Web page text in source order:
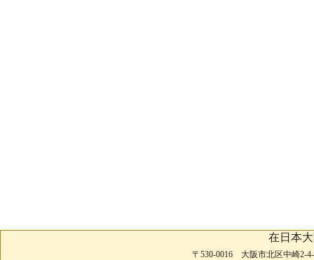
在日本
〒530-0016 大阪市北区中崎2-